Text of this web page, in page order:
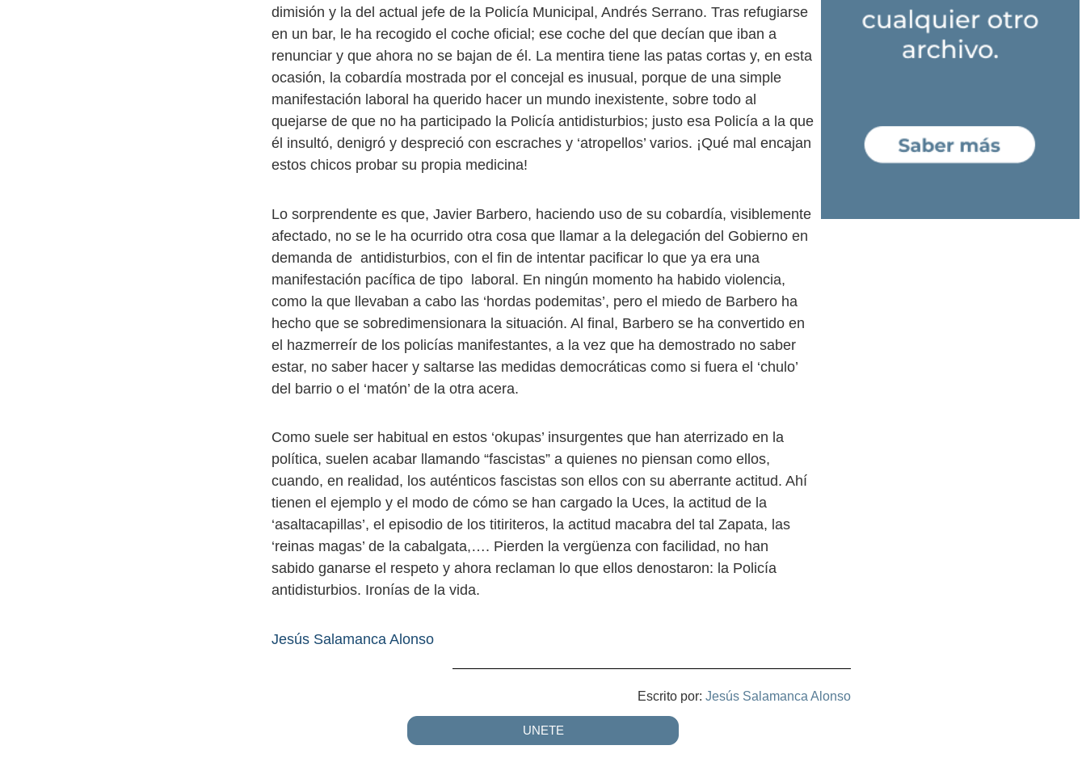
dimisión y la del actual jefe de la Policía Municipal, Andrés Serrano. Tras refugiarse
en un bar, le ha recogido el coche oficial; ese coche del que decían que iban a
renunciar y que ahora no se bajan de él. La mentira tiene las patas cortas y, en esta
ocasión, la cobardía mostrada por el concejal es inusual, porque de una simple
manifestación laboral ha querido hacer un mundo inexistente, sobre todo al
quejarse de que no ha participado la Policía antidisturbios; justo esa Policía a la que
él insultó, denigró y despreció con escraches y ‘atropellos’ varios. ¡Qué mal encajan
estos chicos probar su propia medicina!
Lo sorprendente es que, Javier Barbero, haciendo uso de su cobardía, visiblemente
afectado, no se le ha ocurrido otra cosa que llamar a la delegación del Gobierno en
demanda de antidisturbios, con el fin de intentar pacificar lo que ya era una
manifestación pacífica de tipo laboral. En ningún momento ha habido violencia,
como la que llevaban a cabo las ‘hordas podemitas’, pero el miedo de Barbero ha
hecho que se sobredimensionara la situación. Al final, Barbero se ha convertido en
el hazmerreír de los policías manifestantes, a la vez que ha demostrado no saber
estar, no saber hacer y saltarse las medidas democráticas como si fuera el ‘chulo’
del barrio o el ‘matón’ de la otra acera.
Como suele ser habitual en estos ‘okupas’ insurgentes que han aterrizado en la
política, suelen acabar llamando “fascistas” a quienes no piensan como ellos,
cuando, en realidad, los auténticos fascistas son ellos con su aberrante actitud. Ahí
tienen el ejemplo y el modo de cómo se han cargado la Uces, la actitud de la
‘asaltacapillas’, el episodio de los titiriteros, la actitud macabra del tal Zapata, las
‘reinas magas’ de la cabalgata,…. Pierden la vergüenza con facilidad, no han
sabido ganarse el respeto y ahora reclaman lo que ellos denostaron: la Policía
antidisturbios. Ironías de la vida.
Jesús Salamanca Alonso
Escrito por: Jesús Salamanca Alonso
UNETE